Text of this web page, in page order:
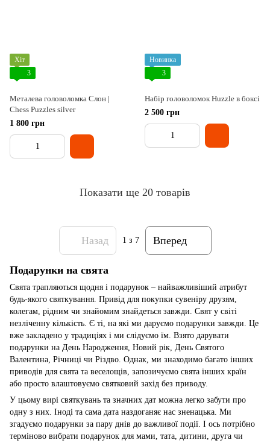
Хіт
3
Металева головоломка Слон |
Chess Puzzles silver
1 800 грн
Новинка
3
Набір головоломок Huzzle в боксі
2 500 грн
Показати ще 20 товарів
Назад 1 з 7 Вперед
Подарунки на свята
Свята трапляються щодня і подарунок – найважливіший атрибут
будь-якого святкування. Привід для покупки сувеніру друзям,
колегам, рідним чи знайомим знайдеться завжди. Свят у світі
незліченну кількість. Є ті, на які ми даруємо подарунки завжди. Це
вже закладено у традиціях і ми слідуємо їм. Взято дарувати
подарунки на День Народження, Новий рік, День Святого
Валентина, Річниці чи Різдво. Однак, ми знаходимо багато інших
приводів для свята та веселощів, запозичуємо свята інших країн
або просто влаштовуємо святковий захід без приводу.
У цьому вирі святкувань та значних дат можна легко забути про
одну з них. Іноді та сама дата наздоганяє нас зненацька. Ми
згадуємо подарунки за пару днів до важливої події. І ось потрібно
терміново вибрати подарунок для мами, тата, дитини, друга чи